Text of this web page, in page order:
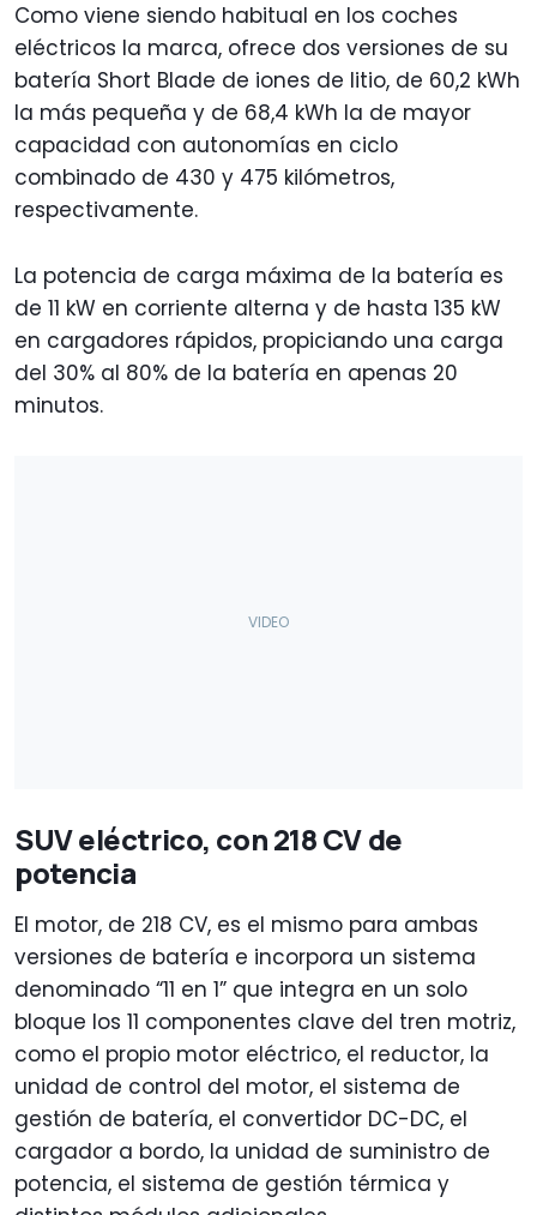
Como viene siendo habitual en los coches
eléctricos la marca, ofrece dos versiones de su
batería Short Blade de iones de litio, de 60,2 kWh
la más pequeña y de 68,4 kWh la de mayor
capacidad con autonomías en ciclo
combinado de 430 y 475 kilómetros,
respectivamente.
La potencia de carga máxima de la batería es
de 11 kW en corriente alterna y de hasta 135 kW
en cargadores rápidos, propiciando una carga
del 30% al 80% de la batería en apenas 20
minutos.
SUV eléctrico, con 218 CV de
potencia
El motor, de 218 CV, es el mismo para ambas
versiones de batería e incorpora un sistema
denominado “11 en 1” que integra en un solo
bloque los 11 componentes clave del tren motriz,
como el propio motor eléctrico, el reductor, la
unidad de control del motor, el sistema de
gestión de batería, el convertidor DC-DC, el
cargador a bordo, la unidad de suministro de
potencia, el sistema de gestión térmica y